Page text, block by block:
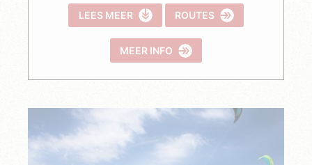
LEES MEER ROUTES
MEER INFO